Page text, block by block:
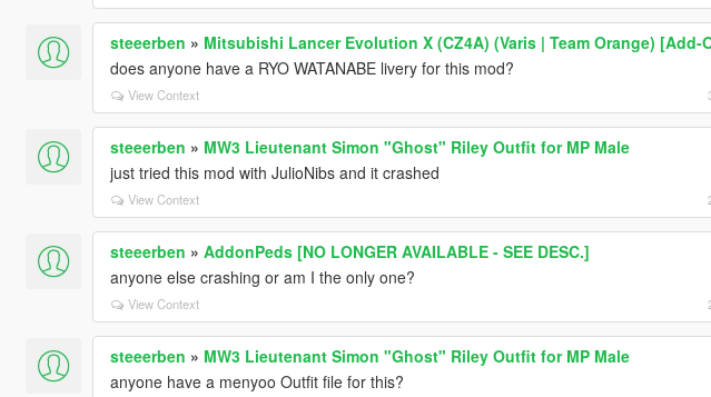
steeerben » Mitsubishi Lancer Evolution X (CZ4A) (Varis | Team Orange) [Add-
does anyone have a RYO WATANABE livery for this mod?
View Context
steeerben » MW3 Lieutenant Simon "Ghost" Riley Outfit for MP Male
just tried this mod with JulioNibs and it crashed
View Context
steeerben » AddonPeds [NO LONGER AVAILABLE - SEE DESC.]
anyone else crashing or am I the only one?
View Context
steeerben » MW3 Lieutenant Simon "Ghost" Riley Outfit for MP Male
anyone have a menyoo Outfit file for this?